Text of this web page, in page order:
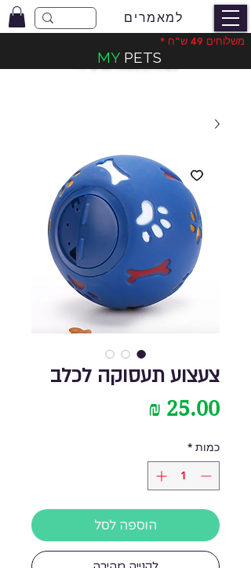
למאמרים
משלוחים בעלות 49 ש"ח
משלוחים 49 ש"ח *
MY PETS
צעצוע תעסוקה לכלב
כמות *
הוספה לסל